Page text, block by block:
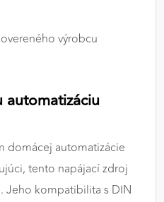
výrobcu
domácej automatizácie
tento napájací zdroj
Jeho kompatibilita s DIN